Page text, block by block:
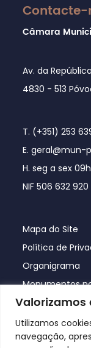
Valorizamos
Utilizamos
navegação,
Contacte-
Câmara
Av. da República
4830 - 513
T. (+351) 253
E. geral@mun-
H. seg a sex
NIF 506 632 920
Mapa do Site
Política de
Organigrama
Monumentos